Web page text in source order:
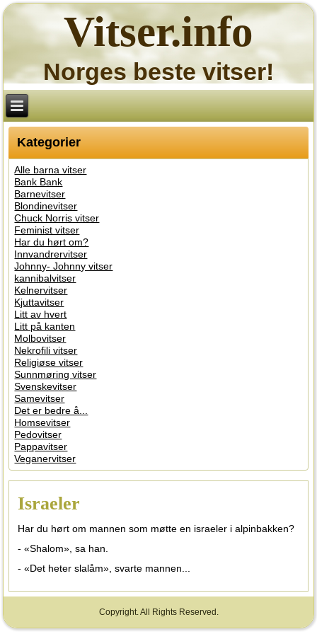
Vitser.info
Norges beste vitser!
Kategorier
Alle barna vitser
Bank Bank
Barnevitser
Blondinevitser
Chuck Norris vitser
Feminist vitser
Har du hørt om?
Innvandrervitser
Johnny- Johnny vitser
kannibalvitser
Kelnervitser
Kjuttavitser
Litt av hvert
Litt på kanten
Molbovitser
Nekrofili vitser
Religiøse vitser
Sunnmøring vitser
Svenskevitser
Samevitser
Det er bedre å...
Homsevitser
Pedovitser
Pappavitser
Veganervitser
Israeler
Har du hørt om mannen som møtte en israeler i alpinbakken?
- «Shalom», sa han.
- «Det heter slalåm», svarte mannen...
Copyright. All Rights Reserved.